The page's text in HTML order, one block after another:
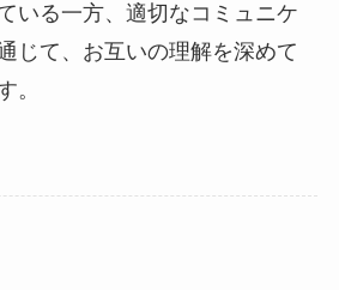
いる一方、適切なコミュニケ
じて、お互いの理解を深めて
。